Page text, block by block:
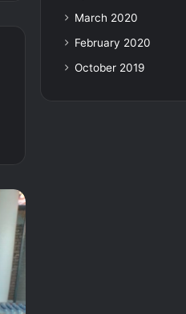
March 2020
February 2020
October 2019